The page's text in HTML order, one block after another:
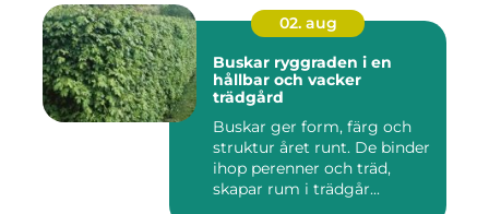
02. aug
Buskar ryggraden i en
hållbar och vacker
trädgård
Buskar ger form, färg och
struktur året runt. De binder
ihop perenner och träd,
skapar rum i trädgår...